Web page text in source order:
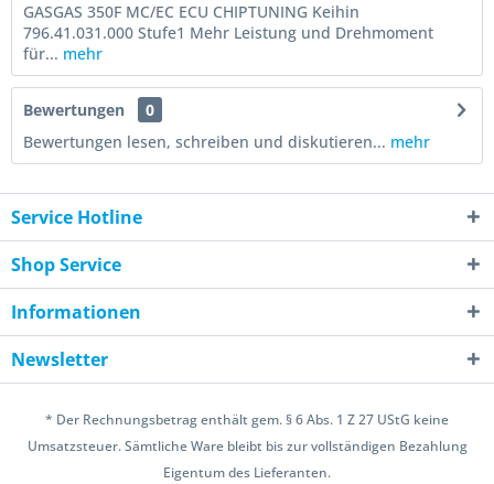
GASGAS 350F MC/EC ECU CHIPTUNING Keihin
796.41.031.000 Stufe1 Mehr Leistung und Drehmoment
für... mehr
Bewertungen
0
Bewertungen lesen, schreiben und diskutieren... mehr
Service Hotline
Shop Service
Informationen
Newsletter
* Der Rechnungsbetrag enthält gem. § 6 Abs. 1 Z 27 UStG keine
Umsatzsteuer. Sämtliche Ware bleibt bis zur vollständigen Bezahlung
Eigentum des Lieferanten.